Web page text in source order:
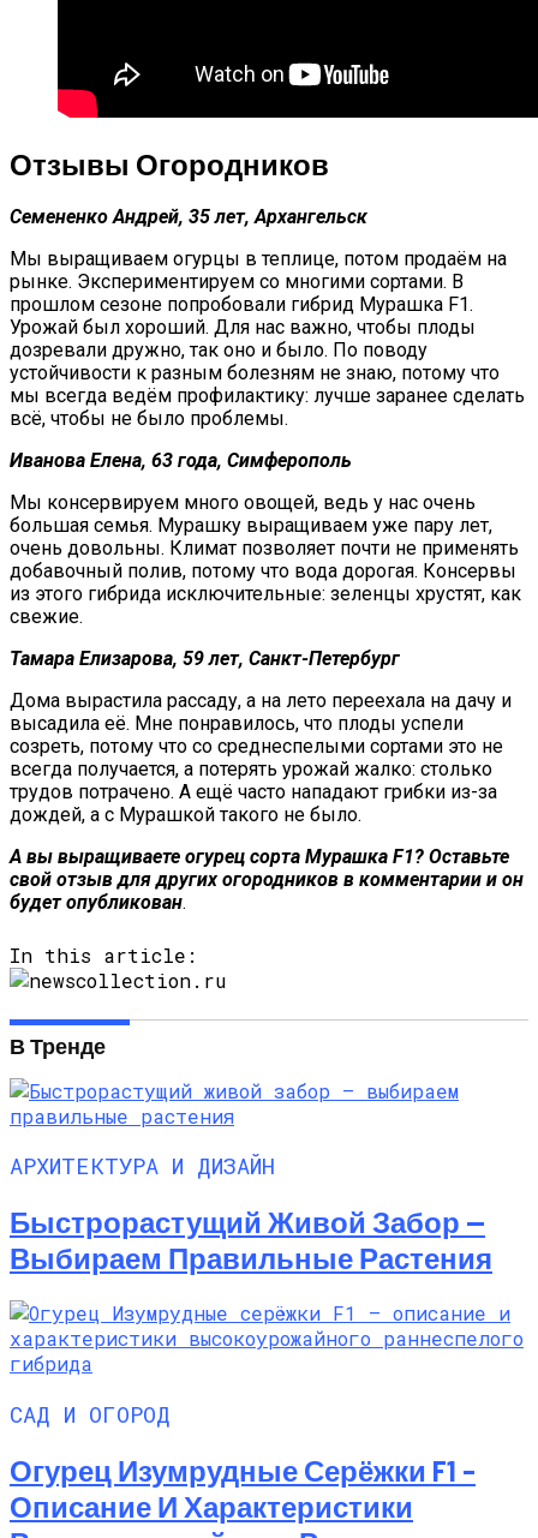
Отзывы Огородников
Семененко Андрей, 35 лет, Архангельск
Мы выращиваем огурцы в теплице, потом продаём на
рынке. Экспериментируем со многими сортами. В
прошлом сезоне попробовали гибрид Мурашка F1.
Урожай был хороший. Для нас важно, чтобы плоды
дозревали дружно, так оно и было. По поводу
устойчивости к разным болезням не знаю, потому что
мы всегда ведём профилактику: лучше заранее сделать
всё, чтобы не было проблемы.
Иванова Елена, 63 года, Симферополь
Мы консервируем много овощей, ведь у нас очень
большая семья. Мурашку выращиваем уже пару лет,
очень довольны. Климат позволяет почти не применять
добавочный полив, потому что вода дорогая. Консервы
из этого гибрида исключительные: зеленцы хрустят, как
свежие.
Тамара Елизарова, 59 лет, Санкт-Петербург
Дома вырастила рассаду, а на лето переехала на дачу и
высадила её. Мне понравилось, что плоды успели
созреть, потому что со среднеспелыми сортами это не
всегда получается, а потерять урожай жалко: столько
трудов потрачено. А ещё часто нападают грибки из-за
дождей, а с Мурашкой такого не было.
А вы выращиваете огурец сорта Мурашка F1? Оставьте
свой отзыв для других огородников в комментарии и он
будет опубликован.
In this article:
В Тренде
АРХИТЕКТУРА И ДИЗАЙН
Быстрорастущий Живой Забор —
Выбираем Правильные Растения
САД И ОГОРОД
Огурец Изумрудные Серёжки F1 –
Описание И Характеристики